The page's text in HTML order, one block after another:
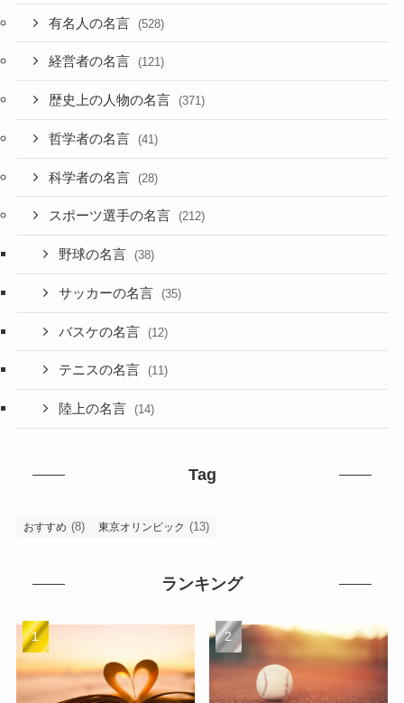
有名人の名言 (528)
経営者の名言 (121)
歴史上の人物の名言 (371)
哲学者の名言 (41)
科学者の名言 (28)
スポーツ選手の名言 (212)
野球の名言 (38)
サッカーの名言 (35)
バスケの名言 (12)
テニスの名言 (11)
陸上の名言 (14)
Tag
おすすめ (8) 東京オリンピック (13)
ランキング